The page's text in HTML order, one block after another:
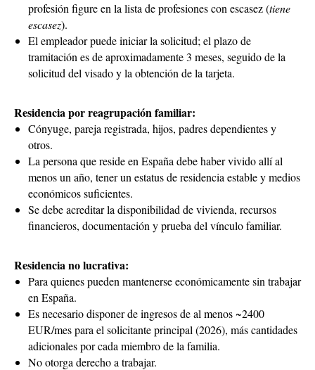
profesión figure en la lista de profesiones con escasez (tiene
escasez).
El empleador puede iniciar la solicitud; el plazo de
tramitación es de aproximadamente 3 meses, seguido de la
solicitud del visado y la obtención de la tarjeta.
Residencia por reagrupación familiar:
Cónyuge, pareja registrada, hijos, padres dependientes y
otros.
La persona que reside en España debe haber vivido allí al
menos un año, tener un estatus de residencia estable y medios
económicos suficientes.
Se debe acreditar la disponibilidad de vivienda, recursos
financieros, documentación y prueba del vínculo familiar.
Residencia no lucrativa:
Para quienes pueden mantenerse económicamente sin trabajar
en España.
Es necesario disponer de ingresos de al menos ~2400
EUR/mes para el solicitante principal (2026), más cantidades
adicionales por cada miembro de la familia.
No otorga derecho a trabajar.